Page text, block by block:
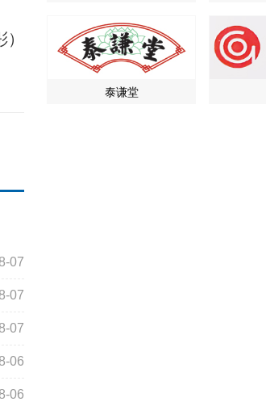
07
07
07
06
06
泰谦堂